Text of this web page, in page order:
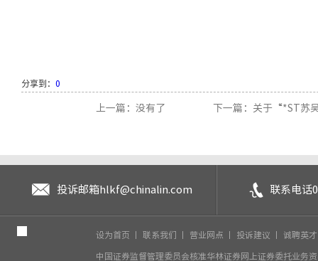
分享到： 0
上一篇：没有了 下一篇：关于“*ST苏
投诉邮箱 hlkf@chinalin.com 联系电话
设为首页 联系我们 营业网点 投诉建议 诚聘英
中国证券监督管理委员会核准华林证券网上证券委托业务